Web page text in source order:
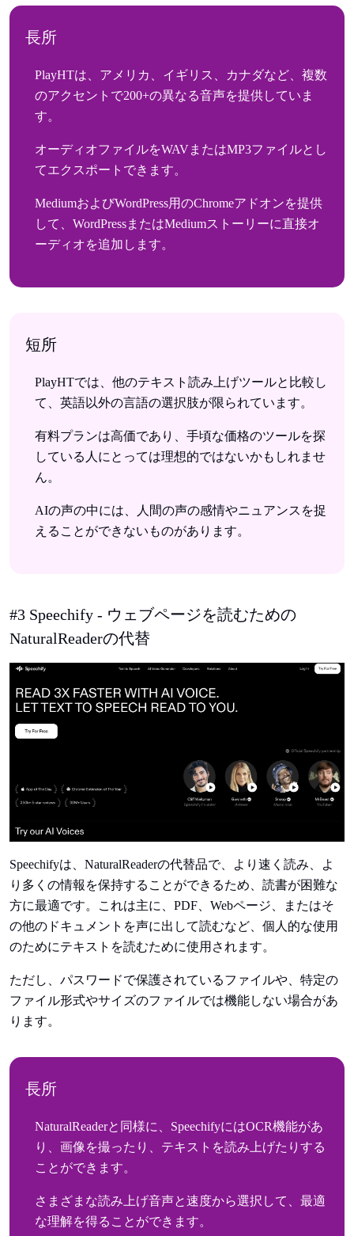
長所
PlayHTは、アメリカ、イギリス、カナダなど、複数
のアクセントで200+の異なる音声を提供していま
す。
オーディオファイルをWAVまたはMP3ファイルとし
てエクスポートできます。
MediumおよびWordPress用のChromeアドオンを提供
して、WordPressまたはMediumストーリーに直接オ
ーディオを追加します。
短所
PlayHTでは、他のテキスト読み上げツールと比較し
て、英語以外の言語の選択肢が限られています。
有料プランは高価であり、手頃な価格のツールを探
している人にとっては理想的ではないかもしれませ
ん。
AIの声の中には、人間の声の感情やニュアンスを捉
えることができないものがあります。
#3 Speechify - ウェブページを読むための
NaturalReaderの代替
Speechifyは、NaturalReaderの代替品で、より速く読み、よ
り多くの情報を保持することができるため、読書が困難な
方に最適です。これは主に、PDF、Webページ、またはそ
の他のドキュメントを声に出して読むなど、個人的な使用
のためにテキストを読むために使用されます。
ただし、パスワードで保護されているファイルや、特定の
ファイル形式やサイズのファイルでは機能しない場合があ
ります。
長所
NaturalReaderと同様に、SpeechifyにはOCR機能があ
り、画像を撮ったり、テキストを読み上げたりする
ことができます。
さまざまな読み上げ音声と速度から選択して、最適
な理解を得ることができます。